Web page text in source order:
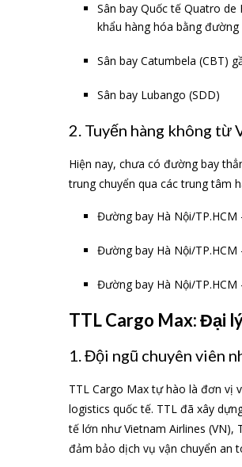
Sân bay Quốc tế Quatro
khẩu hàng hóa bằng
Sân bay Catumbela (CBT)
Sân bay Lubango (SDD)
2. Tuyến hàng không từ
Hiện nay, chưa có đường bay
trung chuyển qua các trung tâm
Đường bay Hà Nội/TP.HCM
Đường bay Hà Nội/TP.HCM
Đường bay Hà Nội/TP.HCM
TTL Cargo Max: Đại
1. Đội ngũ chuyên viên
TTL Cargo Max tự hào là đơn vị
logistics quốc tế. TTL đã xây
tế lớn như Vietnam Airlines (VN),
đảm bảo dịch vụ vận chuyển an